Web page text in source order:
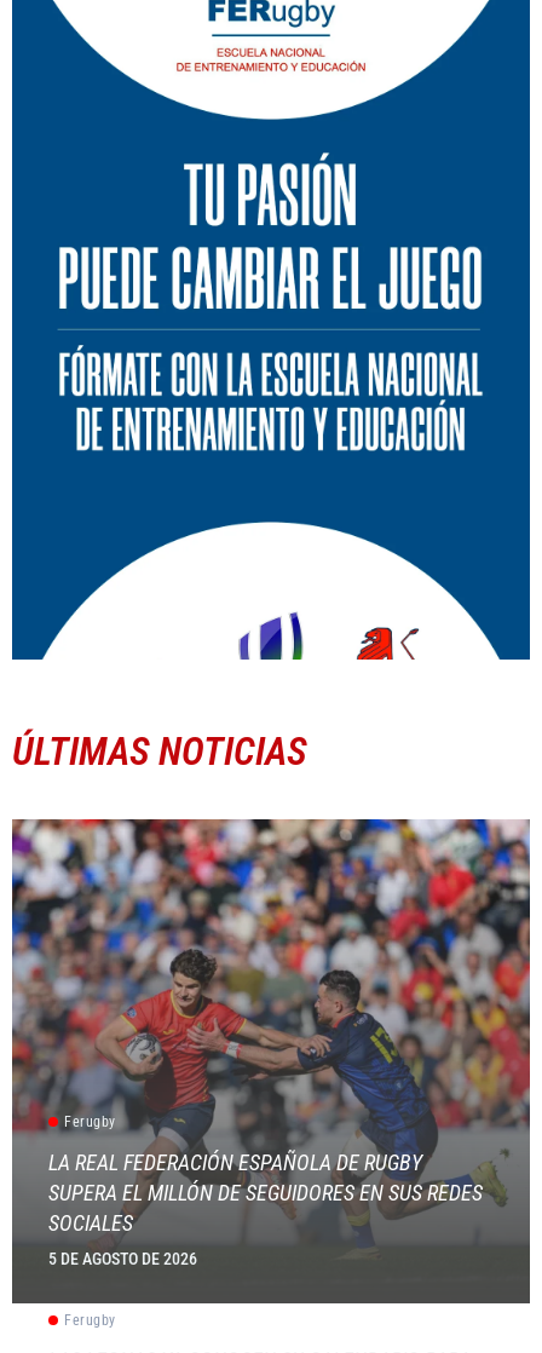
ÚLTIMAS NOTICIAS
Ferugby
LA REAL FEDERACIÓN ESPAÑOLA DE RUGBY
SUPERA EL MILLÓN DE SEGUIDORES EN SUS REDES
SOCIALES
5 DE AGOSTO DE 2026
Ferugby